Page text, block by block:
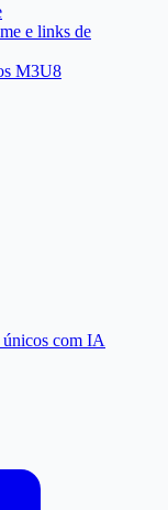
e links de
M3U8
únicos com IA